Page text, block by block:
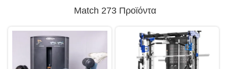
Match 273 Προϊόντα